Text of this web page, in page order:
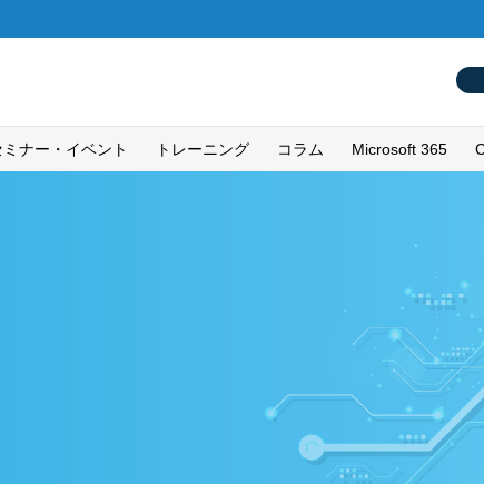
ミナー・イベント トレーニング コラム Microsoft 365